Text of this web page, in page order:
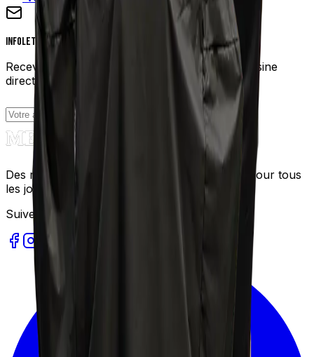
Infolettre
Recevez nos meilleures recettes et conseils cuisine
directement dans votre boîte courriel.
Des recettes gourmandes et faciles à réaliser pour tous
les jours.
Suivez-nous